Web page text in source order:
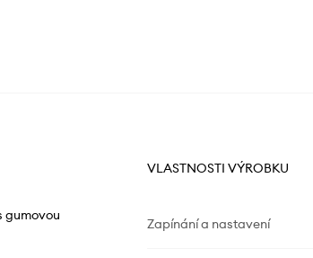
gumovou
VLASTNOSTI VÝROBKU
Zapínání a nastavení